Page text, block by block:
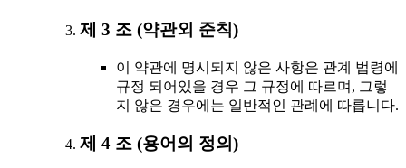
제 3 조 (약관외 준칙)
이 약관에 명시되지 않은 사항은 관계 법령에
규정 되어있을 경우 그 규정에 따르며, 그렇
지 않은 경우에는 일반적인 관례에 따릅니다.
제 4 조 (용어의 정의)